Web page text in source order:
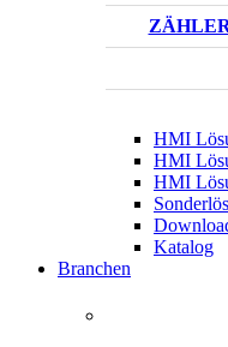
HMI
HMI
HMI
Katalog
Branchen